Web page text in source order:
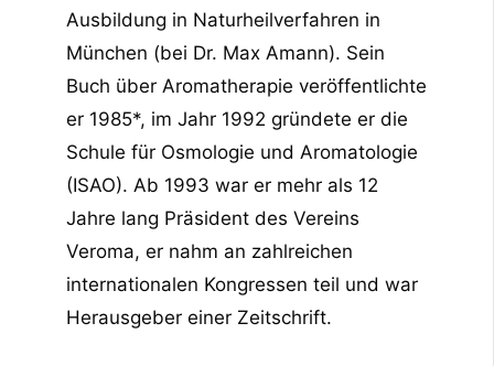
Ausbildung in Naturheilverfahren in
München (bei Dr. Max Amann). Sein
Buch über Aromatherapie veröffentlichte
er 1985*, im Jahr 1992 gründete er die
Schule für Osmologie und Aromatologie
(ISAO). Ab 1993 war er mehr als 12
Jahre lang Präsident des Vereins
Veroma, er nahm an zahlreichen
internationalen Kongressen teil und war
Herausgeber einer Zeitschrift.